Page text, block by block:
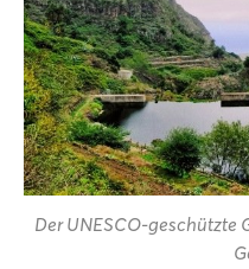
Der UNESCO-